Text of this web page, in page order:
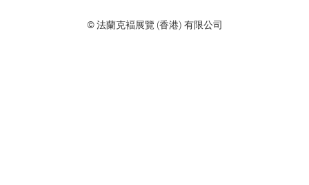
© 法蘭克褔展覽 (香港) 有限公司